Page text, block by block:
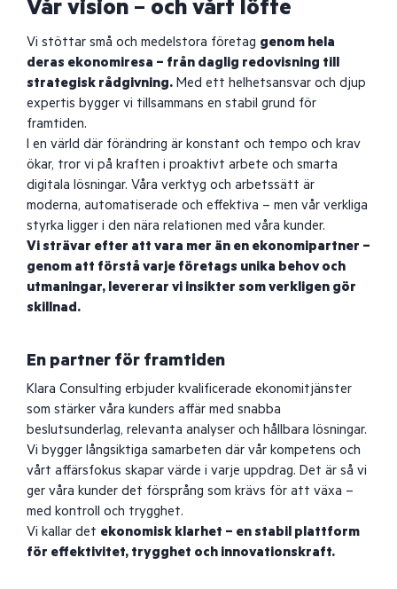
Vår vision – och vårt löfte
Vi stöttar små och medelstora företag genom hela
deras ekonomiresa – från daglig redovisning till
strategisk rådgivning. Med ett helhetsansvar och djup
expertis bygger vi tillsammans en stabil grund för
framtiden.
I en värld där förändring är konstant och tempo och krav
ökar, tror vi på kraften i proaktivt arbete och smarta
digitala lösningar. Våra verktyg och arbetssätt är
moderna, automatiserade och effektiva – men vår verkliga
styrka ligger i den nära relationen med våra kunder.
Vi strävar efter att vara mer än en ekonomipartner –
genom att förstå varje företags unika behov och
utmaningar, levererar vi insikter som verkligen gör
skillnad.
En partner för framtiden
Klara Consulting erbjuder kvalificerade ekonomitjänster
som stärker våra kunders affär med snabba
beslutsunderlag, relevanta analyser och hållbara lösningar.
Vi bygger långsiktiga samarbeten där vår kompetens och
vårt affärsfokus skapar värde i varje uppdrag. Det är så vi
ger våra kunder det försprång som krävs för att växa –
med kontroll och trygghet.
Vi kallar det ekonomisk klarhet – en stabil plattform
för effektivitet, trygghet och innovationskraft.